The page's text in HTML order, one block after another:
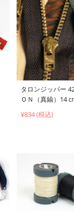
タロンジッパー
ＯＮ（真鍮）14
¥834 (税込)